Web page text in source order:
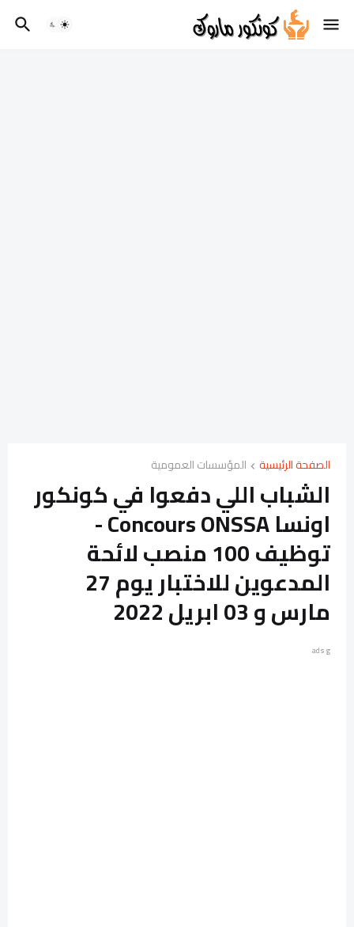
الصفحة الرئيسية المؤسسات العمومية
الشباب اللي دفعوا في كونكور
اونسا Concours ONSSA -
توظيف 100 منصب لائحة
المدعوين للاختبار يوم 27
مارس و 03 ابريل 2022
ads g